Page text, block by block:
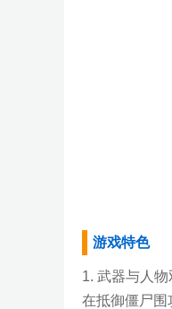
游戏特色
1. 武器与人
在抵御僵尸围